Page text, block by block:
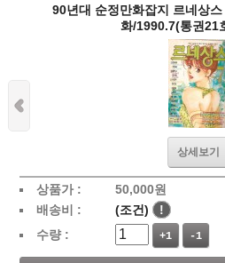
90년대 순정만화잡지 르네상
화/1990.7(통권21
상세보기
상품가 : 50,000원
배송비 :
(조건)
!
수량 :
+1 -1